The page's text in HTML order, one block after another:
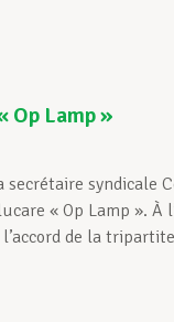
Op Lamp »
syndicale
« Op Lamp ». À
de la